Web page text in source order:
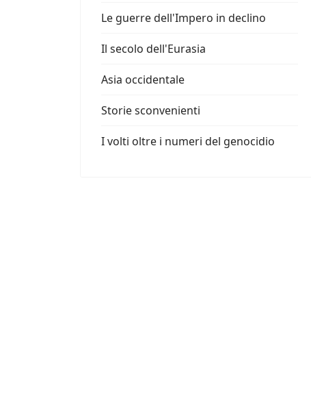
Le guerre dell'Impero in declino
Il secolo dell'Eurasia
Asia occidentale
Storie sconvenienti
I volti oltre i numeri del genocidio